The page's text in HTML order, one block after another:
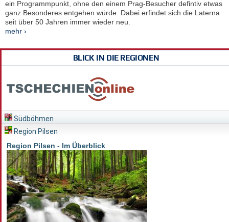
ein Programmpunkt, ohne den einem Prag-Besucher defintiv etwas
ganz Besonderes entgehen würde. Dabei erfindet sich die Laterna
seit über 50 Jahren immer wieder neu.
mehr ›
BLICK IN DIE REGIONEN
Südböhmen
Region Pilsen
Region Pilsen - Im Überblick